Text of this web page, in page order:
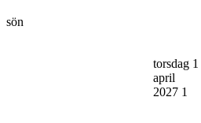
sön
torsdag 1
april
2027 1